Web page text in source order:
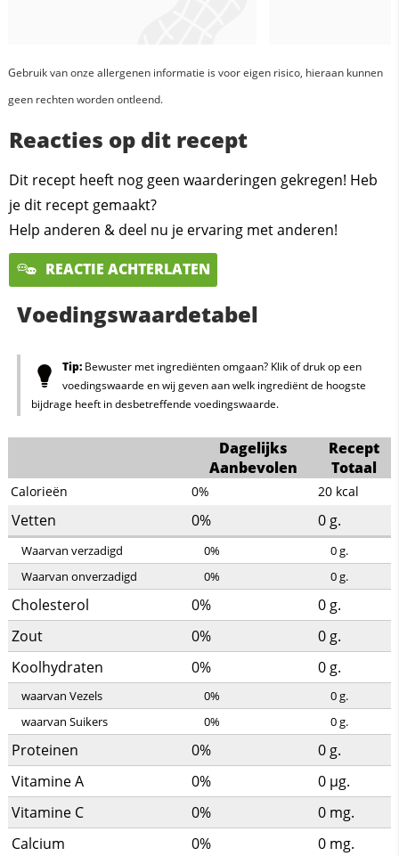
Gebruik van onze allergenen informatie is voor eigen risico, hieraan kunnen
geen rechten worden ontleend.
Reacties op dit recept
Dit recept heeft nog geen waarderingen gekregen! Heb
je dit recept gemaakt?
Help anderen & deel nu je ervaring met anderen!
REACTIE ACHTERLATEN
Voedingswaardetabel
Tip:Bewuster met ingrediënten omgaan? Klik of druk op een
voedingswaarde en wij geven aan welk ingrediënt de hoogste
bijdrage heeft in desbetreffende voedingswaarde.
Dagelijks
Aanbevolen
Recept
Totaal
Calorieën 0% 20 kcal
Vetten 0% 0 g.
Waarvan verzadigd 0% 0g.
Waarvan onverzadigd
0% 0g.
Cholesterol 0% 0 g.
Zout
0% 0 g.
Koolhydraten
0% 0 g.
waarvan Vezels 0% 0g.
waarvan Suikers
0% 0g.
Proteinen 0% 0 g.
Vitamine A
0% 0 µg.
Vitamine C
0% 0 mg.
Calcium
0% 0 mg.